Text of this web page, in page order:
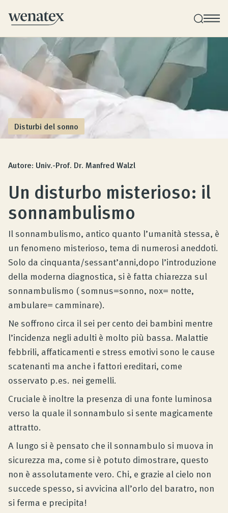
Consulenza sul sonno Wenatex
Consulenza sui prodotti personale a domicilio o
online!
Prodotti
Qualità e Garanzia
Opinioni dei clienti
Consulenza prodotto
Azienda
Contatto
Rivista
Disturbi del sonno
Autore: Univ.-Prof. Dr. Manfred Walzl
Un disturbo misterioso: il
sonnambulismo
Il sonnambulismo, antico quanto l’umanità stessa, è
un fenomeno misterioso, tema di numerosi aneddoti.
Solo da cinquanta/sessant’anni,dopo l’introduzione
della moderna diagnostica, si è fatta chiarezza sul
sonnambulismo ( somnus=sonno, nox= notte,
ambulare= camminare).
Ne soffrono circa il sei per cento dei bambini mentre
l’incidenza negli adulti è molto più bassa. Malattie
febbrili, affaticamenti e stress emotivi sono le cause
scatenanti ma anche i fattori ereditari, come
osservato p.es. nei gemelli.
Cruciale è inoltre la presenza di una fonte luminosa
verso la quale il sonnambulo si sente magicamente
attratto.
A lungo si è pensato che il sonnambulo si muova in
sicurezza ma, come si è potuto dimostrare, questo
non è assolutamente vero. Chi, e grazie al cielo non
succede spesso, si avvicina all’orlo del baratro, non
si ferma e precipita!